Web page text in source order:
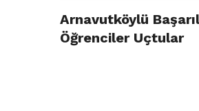
Arnavutköylü
Öğrenciler Uçtular